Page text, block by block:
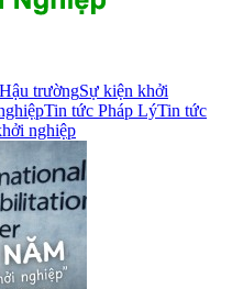
Hậu trườngSự kiện khởi
Tin tức Pháp LýTin tức
nghiệp